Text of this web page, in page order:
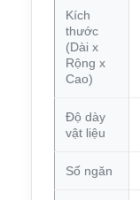
Kích
thước
(Dài x
Rộng x
Cao)
Độ dày
vật liệu
Số ngăn